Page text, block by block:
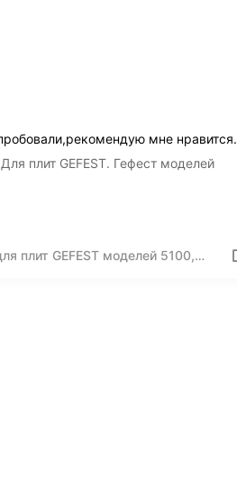
мне нравится.
плит GEFEST. Гефест моделей
плит GEFEST моделей 5100,